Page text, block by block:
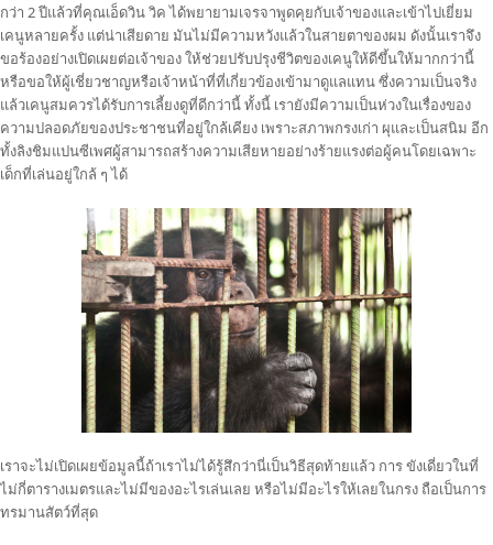
กว่า 2 ปีแล้วที่คุณเอ็ดวิน วิค ได้พยายามเจรจาพูดคุยกับเจ้าของและเข้าไปเยี่ยม
เคนูหลายครั้ง แต่น่าเสียดาย มันไม่มีความหวังแล้วในสายตาของผม ดังนั้นเราจึง
ขอร้องอย่างเปิดเผยต่อเจ้าของ ให้ช่วยปรับปรุงชีวิตของเคนูให้ดีขึ้นให้มากกว่านี้
หรือขอให้ผู้เชี่ยวชาญหรือเจ้าหน้าที่ที่เกี่ยวข้องเข้ามาดูแลแทน ซึ่งความเป็นจริง
แล้วเคนูสมควรได้รับการเลี้ยงดูที่ดีกว่านี้ ทั้งนี้ เรายังมีความเป็นห่วงในเรื่องของ
ความปลอดภัยของประชาชนที่อยู่ใกล้เคียง เพราะสภาพกรงเก่า ผุและเป็นสนิม อีก
ทั้งลิงชิมแปนซีเพศผู้สามารถสร้างความเสียหายอย่างร้ายแรงต่อผู้คนโดยเฉพาะ
เด็กที่เล่นอยู่ใกล้ ๆ ได้
เราจะไม่เปิดเผยข้อมูลนี้ถ้าเราไม่ได้รู้สึกว่านี่เป็นวิธีสุดท้ายแล้ว การ ขังเดี่ยวในที่
ไม่กี่ตารางเมตรและไม่มีของอะไรเล่นเลย หรือไม่มีอะไรให้เลยในกรง ถือเป็นการ
ทรมานสัตว์ที่สุด